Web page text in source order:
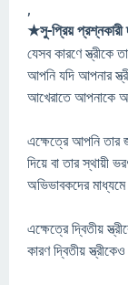
★সু-প্রিয় প্রশ্নকারী
যেসব কারণে স্ত্রীকে
আপনি যদি আপনার
আখেরাতে আপনাকে
এক্ষেত্রে আপনি তার
দিয়ে বা তার স্থায়ী
অভিভাবকদের মাধ্যমে
এক্ষেত্রে দ্বিতীয়
কারণ দ্বিতীয়